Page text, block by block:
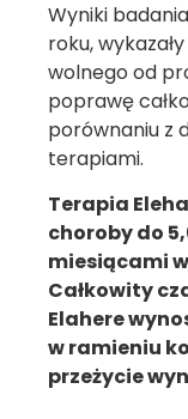
Wyniki
roku,
wolnego od
poprawę
porównaniu z
terapiami.
Terapia
choroby do
miesiącami
Całkowity
Elahere
w ramieniu
przeżycie